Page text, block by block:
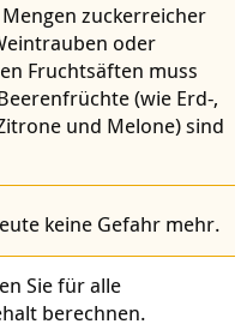
zuckerreicher
oder
Fruchtsäften muss
(wie Erd-,
und Melone) sind
keine Gefahr mehr.
Sie für alle
berechnen.